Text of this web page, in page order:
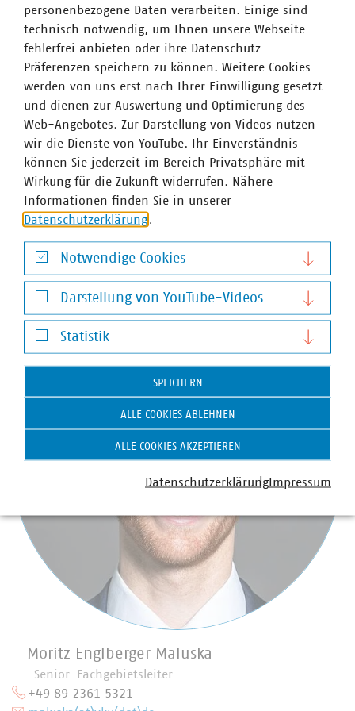
erfüllen, schließlich noch das Vorliegen einer Pflicht zur
Lageberichterstattung gem. § 6b des
Energiewirtschaftsgesetzes (EnWG) ausschließen können
müssen. Diese Norm verpflichtet sog. vertikal integrierte
Unternehmen i. S. d. § 3 Nr. 38 EnWG oder
entsprechende Unternehmensgruppen, die nicht nur im
Bereich Strom- oder Gasnetzbetrieb tätig sind, sondern
auch in den Bereichen Erzeugung oder Vertrieb von Strom
oder Gas, zur Lageberichterstattung nach den HGB-
Vorgaben für große Kapitalgesellschaften und damit
künftig auch zur Nachhaltigkeitsberichterstattung.
Ansprechpartner
Moritz Englberger Maluska
Senior-Fachgebietsleiter
+49 89 2361 5321
personenbezogene Daten verarbeiten. Einige sind
technisch notwendig, um Ihnen unsere Webseite
fehlerfrei anbieten oder ihre Datenschutz-
Präferenzen speichern zu können. Weitere Cookies
werden von uns erst nach Ihrer Einwilligung gesetzt
und dienen zur Auswertung und Optimierung des
Web-Angebotes. Zur Darstellung von Videos nutzen
wir die Dienste von YouTube. Ihr Einverständnis
können Sie jederzeit im Bereich Privatsphäre mit
Wirkung für die Zukunft widerrufen. Nähere
Informationen finden Sie in unserer
Datenschutzerklärung.
Notwendige Cookies
Notwendige Cookies
Darstellung von YouTube-Videos
Darstellung von YouTube-Videos
Statistik
Statistik
SPEICHERN
ALLE COOKIES ABLEHNEN
ALLE COOKIES AKZEPTIEREN
DatenschutzerklärungImpressum